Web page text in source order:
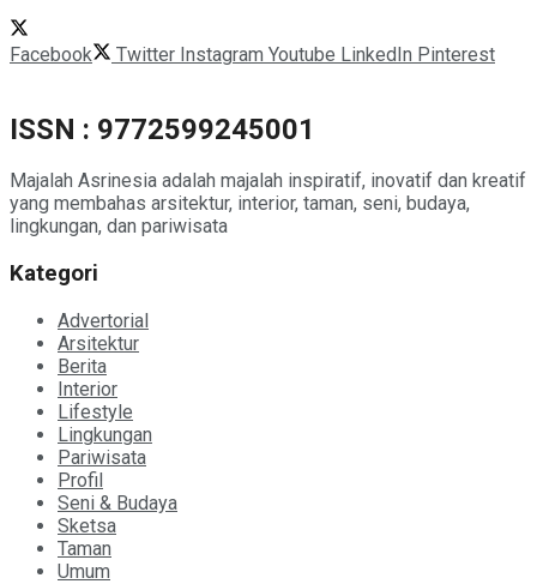
Facebook Twitter Instagram Youtube LinkedIn Pinterest
ISSN : 9772599245001
Majalah Asrinesia adalah majalah inspiratif, inovatif dan kreatif
yang membahas arsitektur, interior, taman, seni, budaya,
lingkungan, dan pariwisata
Kategori
Advertorial
Arsitektur
Berita
Interior
Lifestyle
Lingkungan
Pariwisata
Profil
Seni & Budaya
Sketsa
Taman
Umum